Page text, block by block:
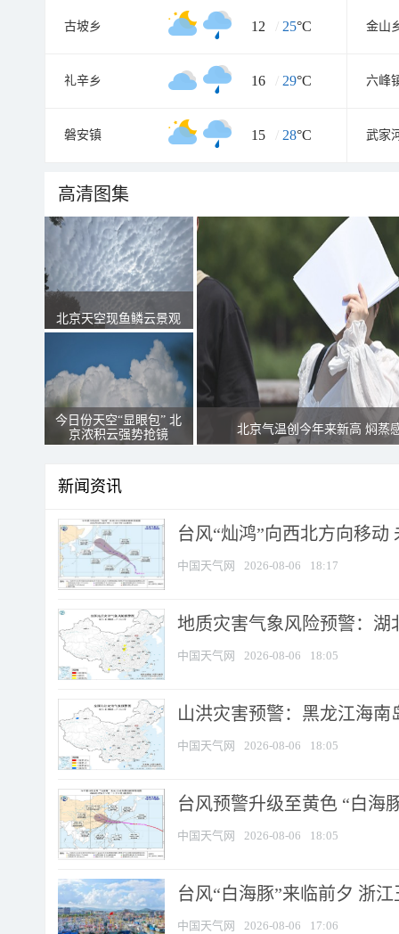
古坡乡 12 / 25°C 金山
礼辛乡 16 / 29°C 六峰
磐安镇 15 / 28°C 武家
高清图集
北京天空现鱼鳞云景观
今日份天空“显眼包” 北
京浓积云强势抢镜
北京气温创今年来新高 焖蒸
新闻资讯
台风“灿鸿”向西北方向移动
中国天气网 2026-08-06 18:17
地质灾害气象风险预警：湖
中国天气网 2026-08-06 18:05
山洪灾害预警：黑龙江海
中国天气网 2026-08-06 18:05
台风预警升级至黄色 “白海
中国天气网 2026-08-06 18:05
台风“白海豚”来临前夕 浙
中国天气网 2026-08-06 17:06